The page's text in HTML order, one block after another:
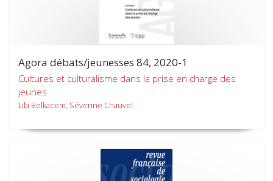
Agora débats/jeunesses 84, 2020-1
Cultures et culturalisme dans la prise en charge des
jeunes
Lila Belkacem, Séverine Chauvel